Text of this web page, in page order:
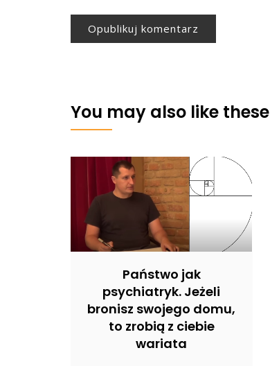
You may also like these
Państwo jak
psychiatryk. Jeżeli
bronisz swojego domu,
to zrobią z ciebie
wariata